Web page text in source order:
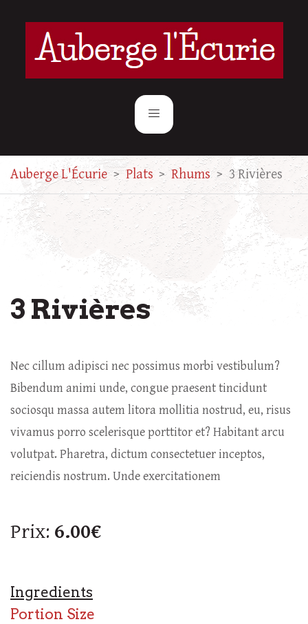
Auberge L'Écurie > Plats > Rhums > 3 Rivières
3 Rivières
Nec cillum adipisci nec possimus morbi vestibulum?
Bibendum animi unde, congue praesent tincidunt
sociosqu massa autem litora mollitia nostrud, eu, risus
vivamus porro scelerisque porttitor et? Habitant arcu
volutpat. Pharetra, dictum consectetuer inceptos,
reiciendis nostrum. Unde exercitationem
Prix: 6.00€
Ingredients
Portion Size